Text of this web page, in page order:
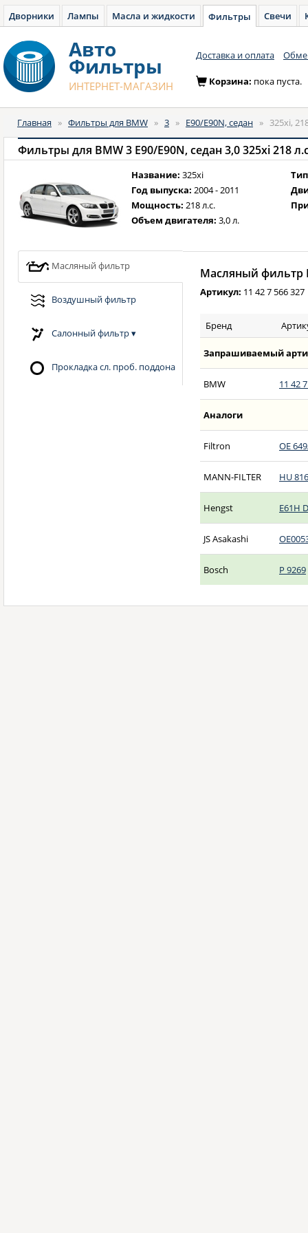
Дворники Лампы Масла и жидкости Фильтры Свечи
Авто
Фильтры
ИНТЕРНЕТ-МАГАЗИН
Доставка и оплата
Корзина: пока пуста.
Главная » Фильтры для BMW » 3 » E90/E90N, седан » 325xi,
Фильтры для BMW 3 E90/E90N, седан 3,0 325xi 218
Название: 325xi
Год выпуска: 2004 - 2011
Мощность: 218 л.с.
Объем двигателя: 3,0 л.
Масляный фильтр
Воздушный фильтр
Салонный фильтр▾
Прокладка сл. проб. поддона
Масляный фильтр
Артикул: 11 42 7 566 327
Бренд
Запрашиваемый
BMW 11 42
Аналоги
Filtron OE
MANN-FILTER HU
Hengst E61H
JS Asakashi
Bosch P 9269